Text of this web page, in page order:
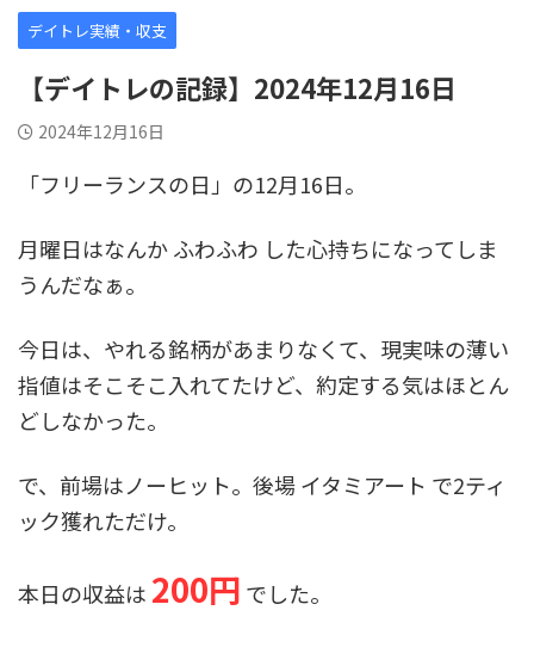
デイトレ実績・収支
【デイトレの記録】2024年12月16日
2024年12月16日
「フリーランスの日」の12月16日。
月曜日はなんか ふわふわ した心持ちになってしま
うんだなぁ。
今日は、やれる銘柄があまりなくて、現実味の薄い
指値はそこそこ入れてたけど、約定する気はほとん
どしなかった。
で、前場はノーヒット。後場 イタミアート で2ティ
ック獲れただけ。
本日の収益は 200円 でした。